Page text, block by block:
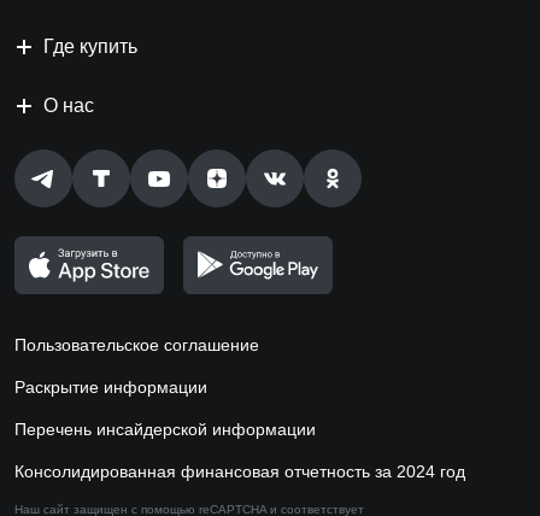
Где купить
О нас
Пользовательское соглашение
Раскрытие информации
Перечень инсайдерской информации
Консолидированная финансовая отчетность за 2024 год
Наш сайт защищен с помощью reCAPTCHA и соответствует